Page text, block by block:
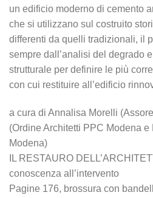
un edificio moderno di cemento
che si utilizzano sul costruito
differenti da quelli tradizionali, il
sempre dall’analisi del degrado
strutturale per definire le più
con cui restituire all’edificio
a cura di Annalisa Morelli
(Ordine Architetti PPC Modena
Modena)
IL RESTAURO
conoscenza all’intervento
Pagine 176, brossura con